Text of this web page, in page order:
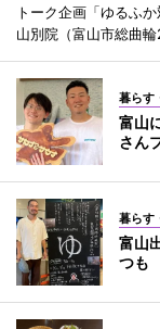
トーク企画「ゆるふ
山別院（富山市総曲輪
暮らす
富山
さん
暮らす
富山
つも